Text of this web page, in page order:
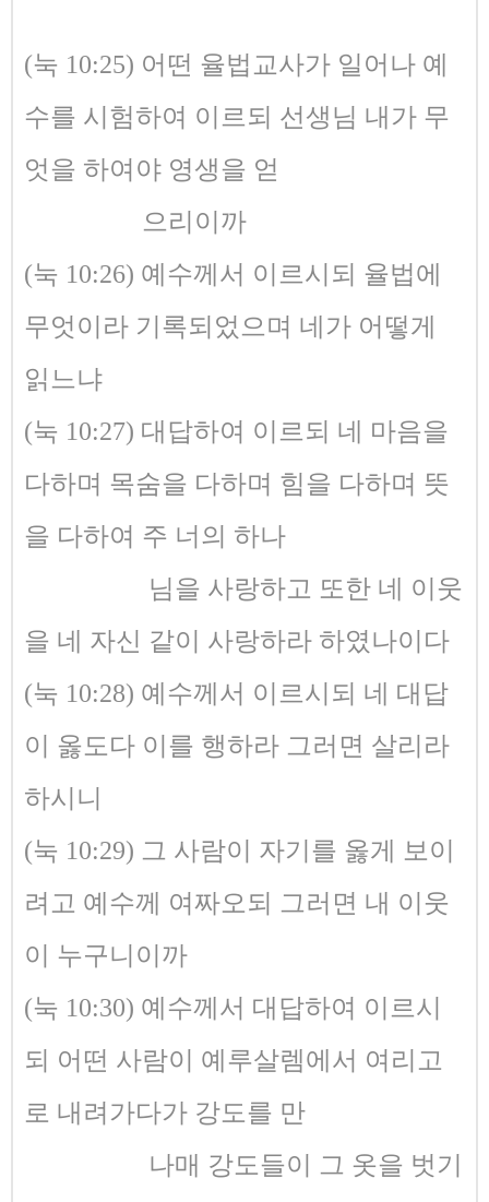
(눅 10:25) 어떤 율법교사가 일어나 예
수를 시험하여 이르되 선생님 내가 무
엇을 하여야 영생을 얻
으리이까
(눅 10:26) 예수께서 이르시되 율법에
무엇이라 기록되었으며 네가 어떻게
읽느냐
(눅 10:27) 대답하여 이르되 네 마음을
다하며 목숨을 다하며 힘을 다하며 뜻
을 다하여 주 너의 하나
님을 사랑하고 또한 네 이웃
을 네 자신 같이 사랑하라 하였나이다
(눅 10:28) 예수께서 이르시되 네 대답
이 옳도다 이를 행하라 그러면 살리라
하시니
(눅 10:29) 그 사람이 자기를 옳게 보이
려고 예수께 여짜오되 그러면 내 이웃
이 누구니이까
(눅 10:30) 예수께서 대답하여 이르시
되 어떤 사람이 예루살렘에서 여리고
로 내려가다가 강도를 만
나매 강도들이 그 옷을 벗기